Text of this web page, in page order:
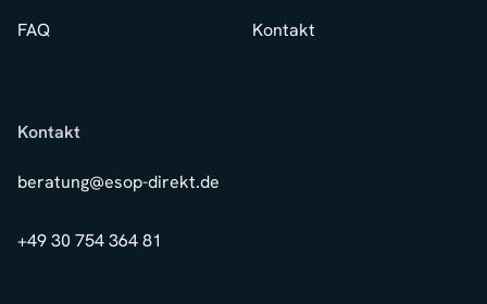
FAQ Kontakt
Kontakt
beratung@esop-direkt.de
+49 30 754 364 81